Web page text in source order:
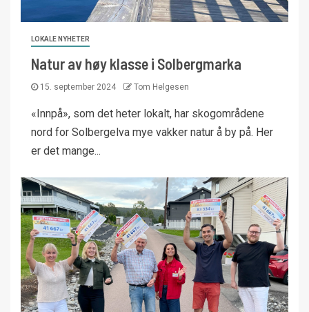
LOKALE NYHETER
Natur av høy klasse i Solbergmarka
15. september 2024 Tom Helgesen
«Innpå», som det heter lokalt, har skogområdene
nord for Solbergelva mye vakker natur å by på. Her
er det mange...